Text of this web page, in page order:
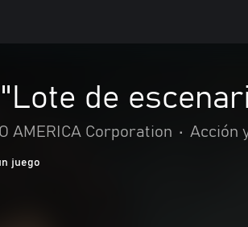
"Lote de
AMERICA Corporation • Acción
juego